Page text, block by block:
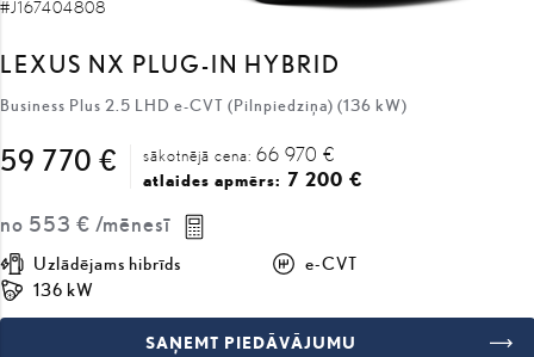
#J167404808
LEXUS NX PLUG-IN HYBRID
Business Plus 2.5 LHD e-CVT (Pilnpiedziņa) (136 kW)
59 770 € sākotnējā cena: 66 970 €
atlaides apmērs: 7 200 €
no 553 € /mēnesī
Uzlādējams hibrīds
e-CVT
136 kW
SAŅEMT PIEDĀVĀJUMU